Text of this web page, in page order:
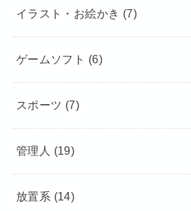
イラスト・お絵かき (7)
ゲームソフト (6)
スポーツ (7)
管理人 (19)
放置系 (14)